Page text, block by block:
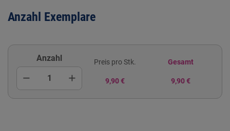
Anzahl Exemplare
Anzahl
remove add
Preis pro Stk.
9,90 €
Gesamt
9,90 €